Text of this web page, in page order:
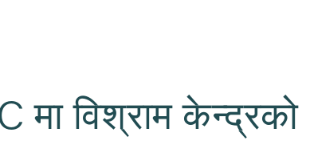
मा विश्राम केन्द्रको